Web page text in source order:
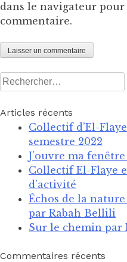
dans le navigateur
commentaire.
Rechercher :
Articles récents
Collectif d’El-
semestre 2022
J’ouvre ma
Collectif El-Flaye
d’activité
Échos de la nature
par Rabah Bellili
Sur le chemin par
Commentaires récents